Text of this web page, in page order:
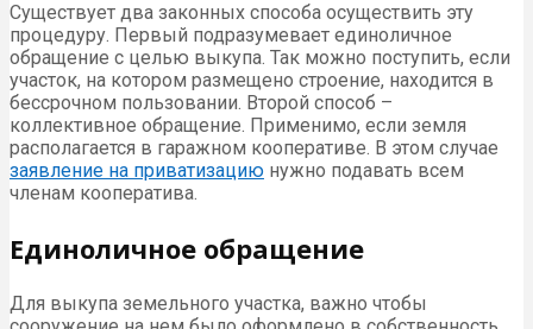
Существует два законных способа осуществить эту
процедуру. Первый подразумевает единоличное
обращение с целью выкупа. Так можно поступить, если
участок, на котором размещено строение, находится в
бессрочном пользовании. Второй способ –
коллективное обращение. Применимо, если земля
располагается в гаражном кооперативе. В этом случае
заявление на приватизацию нужно подавать всем
членам кооператива.
Единоличное обращение
Для выкупа земельного участка, важно чтобы